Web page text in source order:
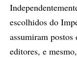
escolhidos do
assumiram postos
editores, e